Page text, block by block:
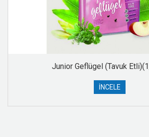
Junior Geflügel (Tavuk
İNCELE